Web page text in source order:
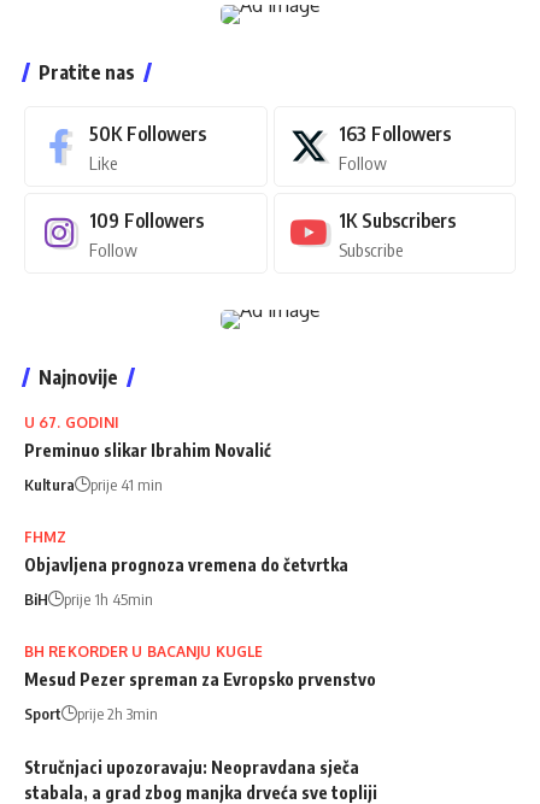
Pratite nas
50K Followers
Like
163 Followers
Follow
109 Followers
Follow
1K Subscribers
Subscribe
Najnovije
U 67. GODINI
Preminuo slikar Ibrahim Novalić
Kultura prije 41 min
FHMZ
Objavljena prognoza vremena do četvrtka
BiH prije 1h 45min
BH REKORDER U BACANJU KUGLE
Mesud Pezer spreman za Evropsko prvenstvo
Sport prije 2h 3min
Stručnjaci upozoravaju: Neopravdana sječa
stabala, a grad zbog manjka drveća sve topliji